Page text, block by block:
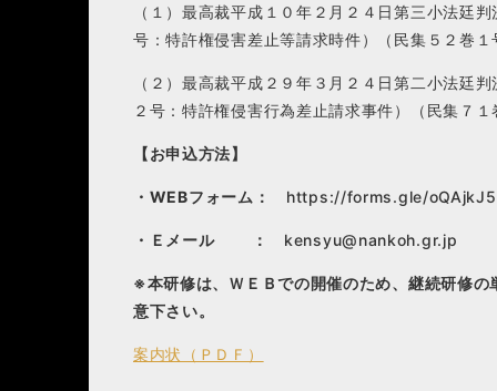
（１）最高裁平成１０年２月２４日第三小法廷
号：特許権侵害差止等請求時件）（民集５２巻
（２）最高裁平成２９年３月２４日第二小法廷
２号：特許権侵害行為差止請求事件）（民集７
【お申込方法】
・ WEBフォーム： https://forms.gle/
・Ｅメール ： kensyu@nankoh.gr.jp
※本研修は、ＷＥＢでの開催のため、継続研修の
意下さい。
案内状（ＰＤＦ）